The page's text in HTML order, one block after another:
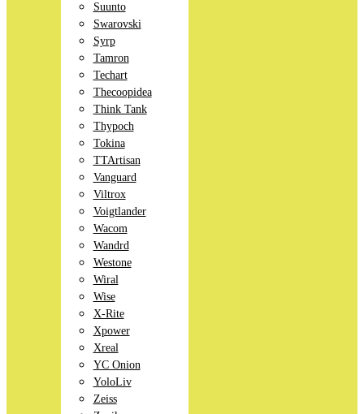
Suunto
Swarovski
Syrp
Tamron
Techart
Thecoopidea
Think Tank
Thypoch
Tokina
TTArtisan
Vanguard
Viltrox
Voigtlander
Wacom
Wandrd
Westone
Wiral
Wise
X-Rite
Xpower
Xreal
YC Onion
YoloLiv
Zeiss